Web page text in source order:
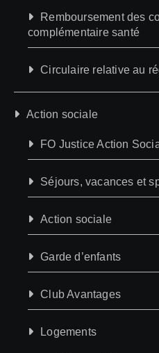
Remboursement des
complémentaire santé
Circulaire relative au
Action sociale
FO Justice Action
Séjours, vacances et
Action sociale
Garde d’enfants
Club Avantages
Logements